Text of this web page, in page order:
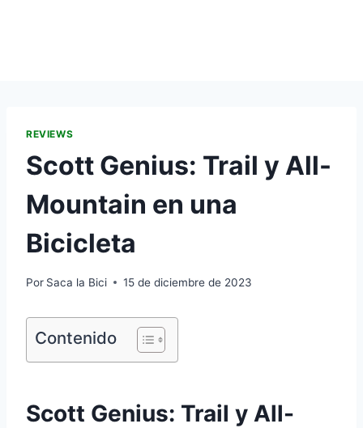
REVIEWS
Scott Genius: Trail y All-
Mountain en una
Bicicleta
Por Saca la Bici 15 de diciembre de 2023
Contenido
Scott Genius: Trail y All-